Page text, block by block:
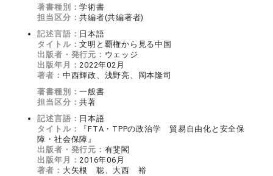
著書種別：学術書
担当区分：共編者(共編著者)
記述言語： 日本語
タイトル：文明と覇権から見る中国
出版者・発行元： ウェッジ
出版年月：2022年02月
著者： 中西輝政、浅野亮、岡本隆司
著書種別：一般書
担当区分：共著
記述言語： 日本語
タイトル：
『FTA・TPPの政治学 貿易自由化と安全保
障・社会保障』
出版者・発行元： 有斐閣
出版年月：2016年06月
著者： 大矢根 聡、大西 裕